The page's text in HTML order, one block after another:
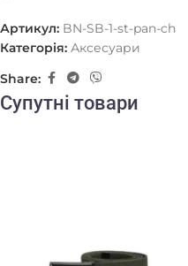
Артикул: BN-SB-1-st-pan-ch
Категорія: Аксесуари
Share:
Супутні товари